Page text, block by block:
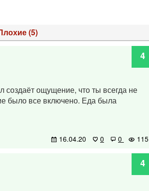
(5)
4
ощущение, что ты всегда не
было все включено. Еда была
16.04.20
0 0 115
4